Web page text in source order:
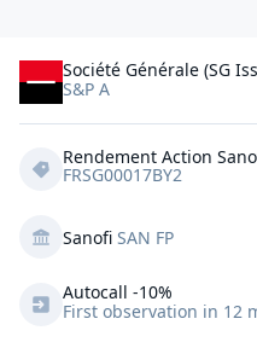
Société Générale (SG
S&P A
Rendement Action
FRSG00017BY2
Sanofi SAN FP
Autocall -10%
First observation in 12